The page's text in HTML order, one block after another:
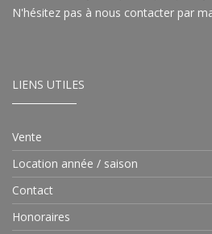
N'hésitez pas à nous contacter par
LIENS UTILES
Vente
Location année / saison
Contact
Honoraires